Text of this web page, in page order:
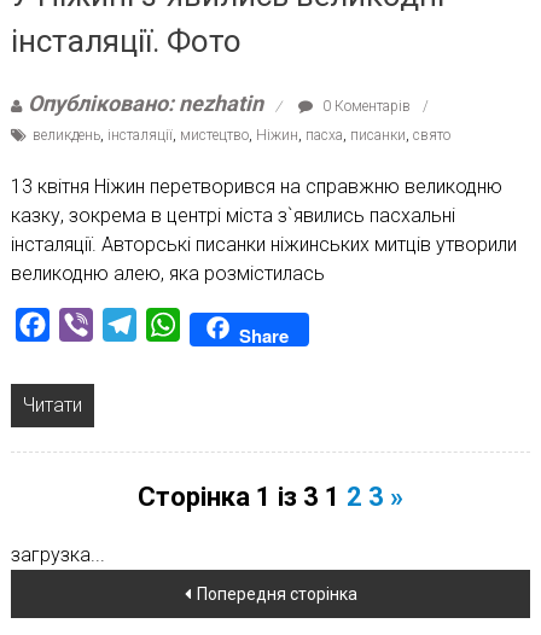
інсталяції. Фото
Опубліковано: nezhatin
0 Коментарів
великдень, інсталяції, мистецтво, Ніжин пасха писанки свято
13 квітня Ніжин перетворився на справжню великодню
казку, зокрема в центрі міста з`явились пасхальні
інсталяції. Авторські писанки ніжинських митців утворили
великодню алею, яка розмістилась
Facebook
Viber TelegramWhatsAppShare
Читати
Сторінка 1 із 3 1 2 3 »
загрузка...
Попередня сторінка